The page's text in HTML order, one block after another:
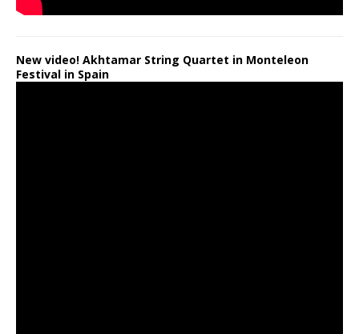
New video! Akhtamar String Quartet in Monteleon
Festival in Spain